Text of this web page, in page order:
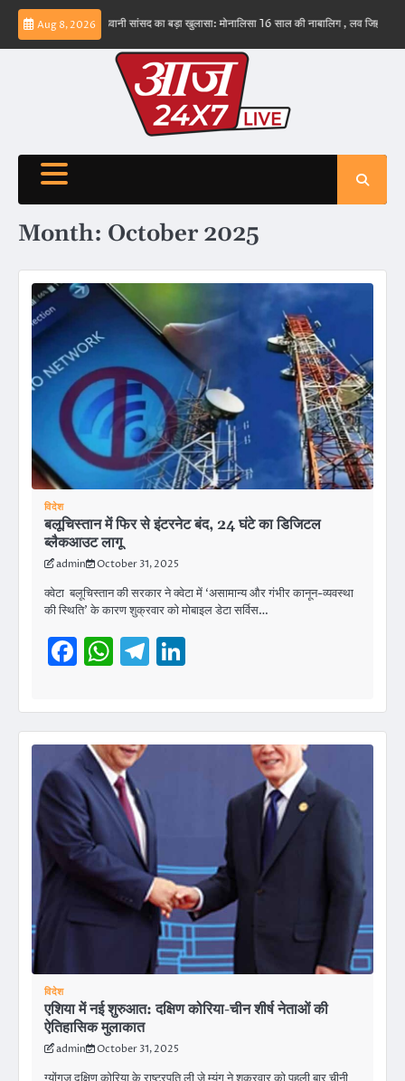
Skip
content
Aug 8, 2026
बड़वानी सांसद का बड़ा खुलासा: मोनालिसा 16 साल की नाबालिग , लव जिहाद के षडयंत्र का
Month: October 2025
विदेश
बलूचिस्तान में फिर से इंटरनेट बंद, 24 घंटे का डिजिटल
ब्लैकआउट लागू
admin October 31, 2025
क्वेटा बलूचिस्तान की सरकार ने क्वेटा में ‘असामान्य और गंभीर कानून-व्यवस्था
की स्थिति’ के कारण शुक्रवार को मोबाइल डेटा सर्विस…
Facebook
WhatsApp
Telegram
विदेश
एशिया में नई शुरुआत: दक्षिण कोरिया-चीन शीर्ष नेताओं की
ऐतिहासिक मुलाकात
admin October 31, 2025